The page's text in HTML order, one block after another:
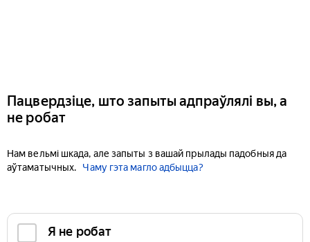
Пацвердзіце, што запыты адпраўлялі вы, а
не робат
Нам вельмі шкада, але запыты з вашай прылады падобныя да
аўтаматычных.
Чаму гэта магло адбыцца?
Я не робат